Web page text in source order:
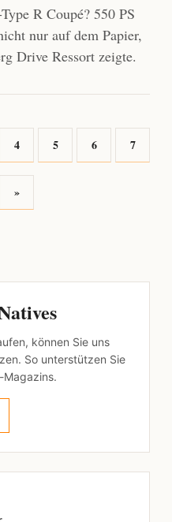
R Coupé? 550 PS
nur auf dem Papier,
Drive Ressort zeigte.
4 5 6 7
»
können Sie uns
So unterstützen Sie
Magazins.